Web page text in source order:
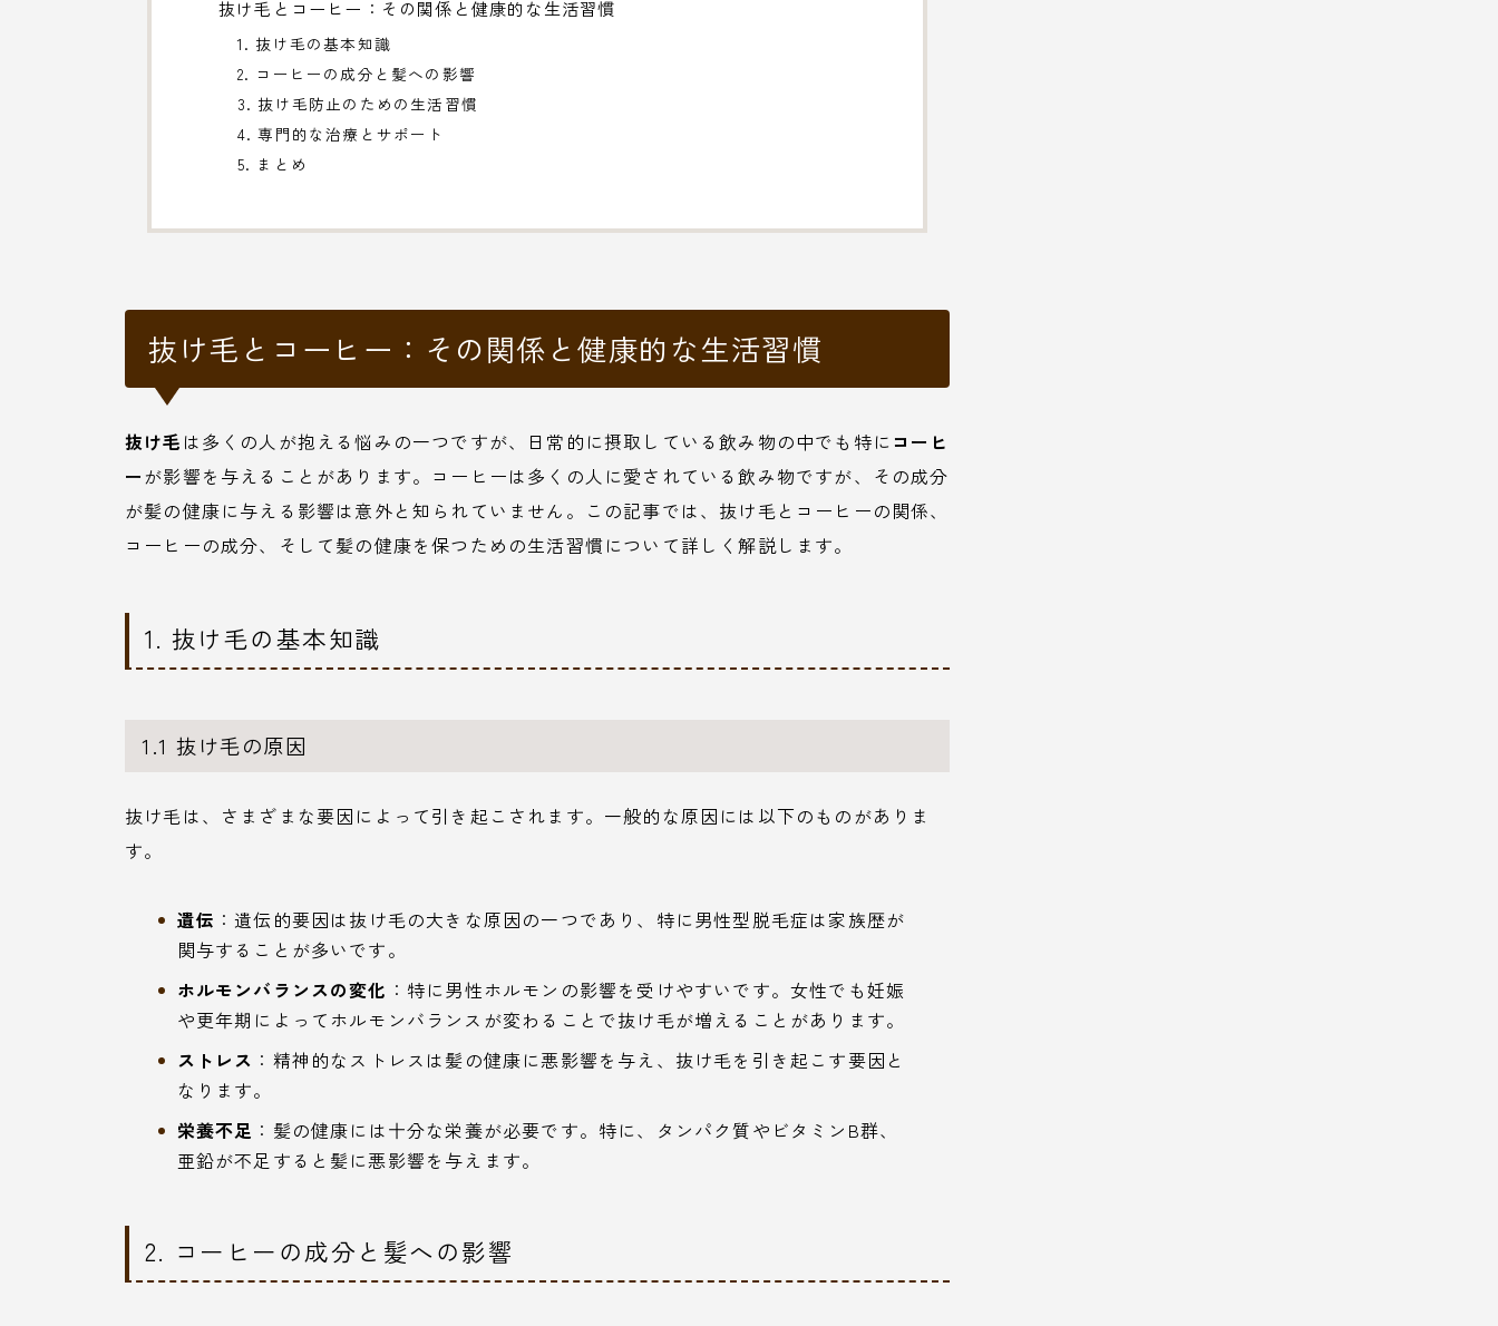
抜け毛とコーヒー：その関係と健康的な生活習慣
1. 抜け毛の基本知識
2. コーヒーの成分と髪への影響
3. 抜け毛防止のための生活習慣
4. 専門的な治療とサポート
5. まとめ
抜け毛とコーヒー：その関係と健康的な生活習慣
抜け毛 は多くの人が抱える悩みの一つですが、日常的に摂取している飲み物の中でも特に コーヒ
ーが影響を与えることがあります。コーヒーは多くの人に愛されている飲み物ですが、その成分
が髪の健康に与える影響は意外と知られていません。この記事では、抜け毛とコーヒーの関係、
コーヒーの成分、そして髪の健康を保つための生活習慣について詳しく解説します。
1. 抜け毛の基本知識
1.1 抜け毛の原因
抜け毛は、さまざまな要因によって引き起こされます。一般的な原因には以下のものがありま
す。
遺伝 ：遺伝的要因は抜け毛の大きな原因の一つであり、特に男性型脱毛症は家族歴が
関与することが多いです。
ホルモンバランスの変化 ：特に男性ホルモンの影響を受けやすいです。女性でも妊娠
や更年期によってホルモンバランスが変わることで抜け毛が増えることがあります。
ストレス ：精神的なストレスは髪の健康に悪影響を与え、抜け毛を引き起こす要因と
なります。
栄養不足 ：髪の健康には十分な栄養が必要です。特に、タンパク質やビタミンB群、
亜鉛が不足すると髪に悪影響を与えます。
2. コーヒーの成分と髪への影響